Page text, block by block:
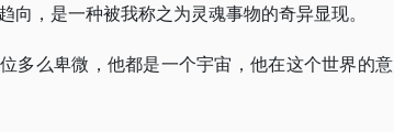
，是一种被我称之为灵魂事物的奇异显现。
多么卑微，他都是一个宇宙，他在这个世界的意